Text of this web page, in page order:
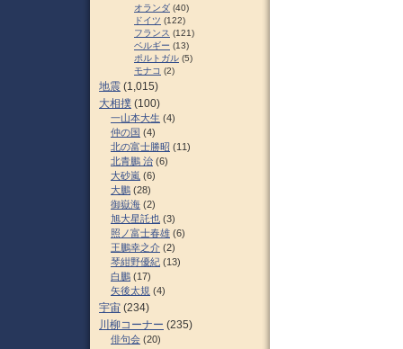
オランダ (40)
ドイツ (122)
フランス (121)
ベルギー (13)
ポルトガル (5)
モナコ (2)
地震 (1,015)
大相撲 (100)
一山本大生 (4)
仲の国 (4)
北の富士勝昭 (11)
北青鵬 治 (6)
大砂嵐 (6)
大鵬 (28)
御嶽海 (2)
旭大星託也 (3)
照ノ富士春雄 (6)
王鵬幸之介 (2)
琴紺野優紀 (13)
白鵬 (17)
矢後太規 (4)
宇宙 (234)
川柳コーナー (235)
俳句会 (20)